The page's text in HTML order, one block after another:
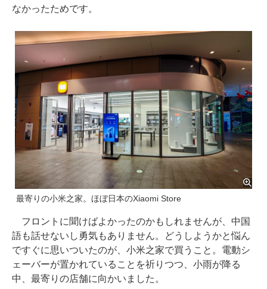
なかったためです。
最寄りの小米之家。ほぼ日本のXiaomi Store
フロントに聞けばよかったのかもしれませんが、中国
語も話せないし勇気もありません。どうしようかと悩ん
ですぐに思いついたのが、小米之家で買うこと。電動シ
ェーバーが置かれていることを祈りつつ、小雨が降る
中、最寄りの店舗に向かいました。